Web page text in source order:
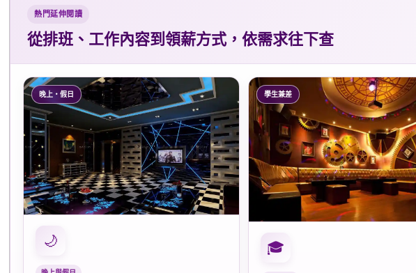
熱門延伸閱讀
從排班、工作內容到領薪方式，依需求往下查
晚上・假日
🌙
學生兼差
🎓